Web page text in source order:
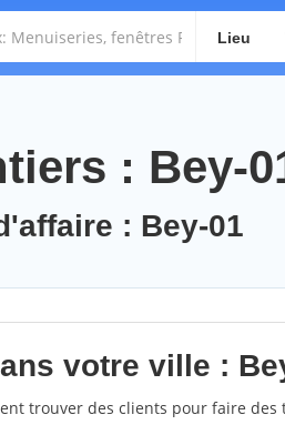
Lieu
: Bey-
: Bey-01
votre ville :
trouver des clients pour faire des